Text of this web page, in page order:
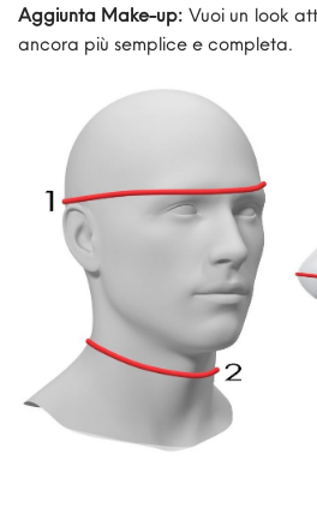
Aggiunta Make-up: Vuoi un look
ancora più semplice e completa.